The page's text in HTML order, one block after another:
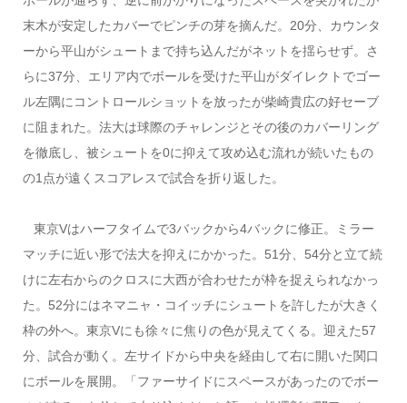
末木が安定したカバーでピンチの芽を摘んだ。20分、カウンタ
ーから平山がシュートまで持ち込んだがネットを揺らせず。さ
らに37分、エリア内でボールを受けた平山がダイレクトでゴー
ル左隅にコントロールショットを放ったが柴崎貴広の好セーブ
に阻まれた。法大は球際のチャレンジとその後のカバーリング
を徹底し、被シュートを0に抑えて攻め込む流れが続いたもの
の1点が遠くスコアレスで試合を折り返した。
東京Vはハーフタイムで3バックから4バックに修正。ミラー
マッチに近い形で法大を抑えにかかった。51分、54分と立て続
けに左右からのクロスに大西が合わせたが枠を捉えられなかっ
た。52分にはネマニャ・コイッチにシュートを許したが大きく
枠の外へ。東京Vにも徐々に焦りの色が見えてくる。迎えた57
分、試合が動く。左サイドから中央を経由して右に開いた関口
にボールを展開。「ファーサイドにスペースがあったのでボー